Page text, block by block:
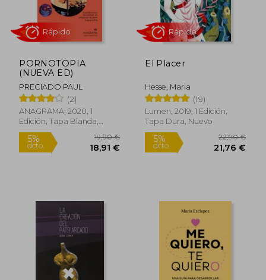
5%
dcto.
5%
dcto.
PORNOTOPIA
(NUEVA ED)
PRECIADO PAUL
(2)
ANAGRAMA, 2020, 1
Edición, Tapa Blanda,
Nuevo
Rápido
El Placer
Hesse, Maria
(19)
Lumen, 2019, 1 Edición,
Tapa Dura, Nuevo
Rápido